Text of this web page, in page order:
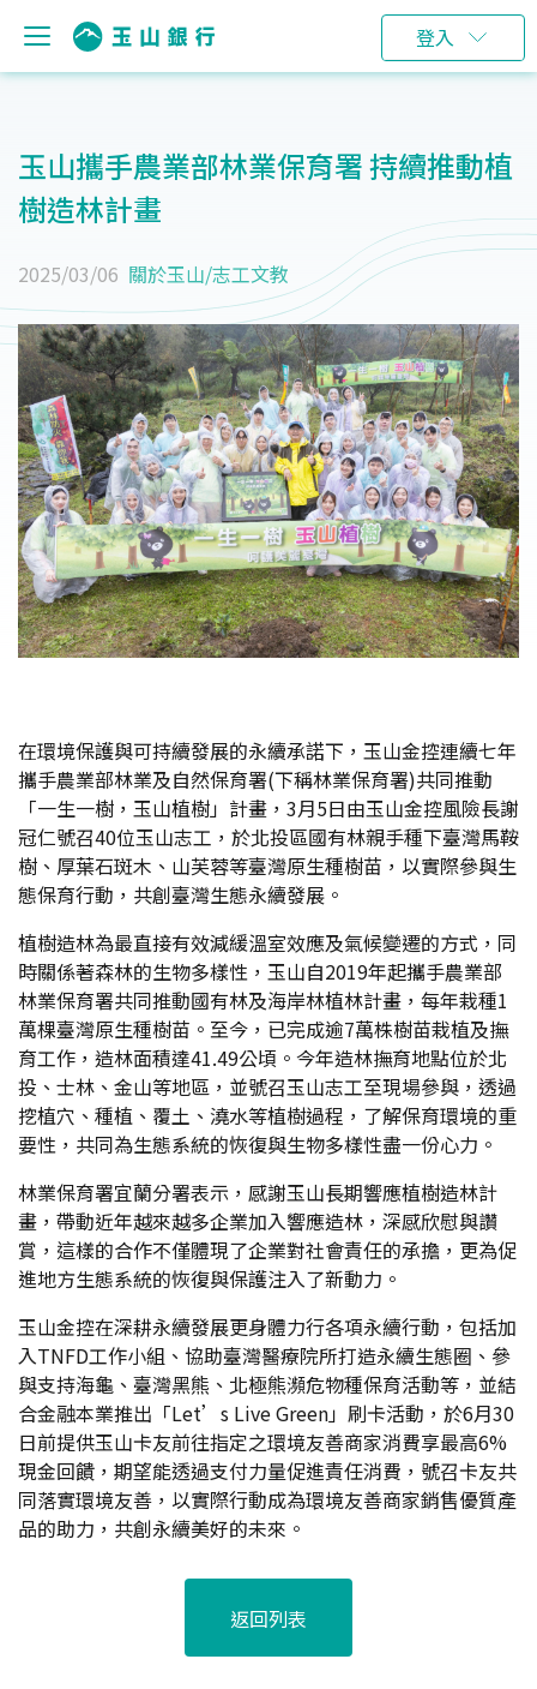
登入
玉山攜手農業部林業保育署 持續推動植
樹造林計畫
2025/03/06 關於玉山/志工文教
在環境保護與可持續發展的永續承諾下，玉山金控連續七年
攜手農業部林業及自然保育署(下稱林業保育署)共同推動
「一生一樹，玉山植樹」計畫，3月5日由玉山金控風險長謝
冠仁號召40位玉山志工，於北投區國有林親手種下臺灣馬鞍
樹、厚葉石斑木、山芙蓉等臺灣原生種樹苗，以實際參與生
態保育行動，共創臺灣生態永續發展。
植樹造林為最直接有效減緩溫室效應及氣候變遷的方式，同
時關係著森林的生物多樣性，玉山自2019年起攜手農業部
林業保育署共同推動國有林及海岸林植林計畫，每年栽種1
萬棵臺灣原生種樹苗。至今，已完成逾7萬株樹苗栽植及撫
育工作，造林面積達41.49公頃。今年造林撫育地點位於北
投、士林、金山等地區，並號召玉山志工至現場參與，透過
挖植穴、種植、覆土、澆水等植樹過程，了解保育環境的重
要性，共同為生態系統的恢復與生物多樣性盡一份心力。
林業保育署宜蘭分署表示，感謝玉山長期響應植樹造林計
畫，帶動近年越來越多企業加入響應造林，深感欣慰與讚
賞，這樣的合作不僅體現了企業對社會責任的承擔，更為促
進地方生態系統的恢復與保護注入了新動力。
玉山金控在深耕永續發展更身體力行各項永續行動，包括加
入TNFD工作小組、協助臺灣醫療院所打造永續生態圈、參
與支持海龜、臺灣黑熊、北極熊瀕危物種保育活動等，並結
合金融本業推出「Let’s Live Green」刷卡活動，於6月30
日前提供玉山卡友前往指定之環境友善商家消費享最高6%
現金回饋，期望能透過支付力量促進責任消費，號召卡友共
同落實環境友善，以實際行動成為環境友善商家銷售優質產
品的助力，共創永續美好的未來。
返回列表